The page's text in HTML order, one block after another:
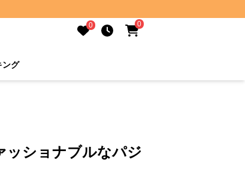
0 0
ング
ッショナブルなパジ